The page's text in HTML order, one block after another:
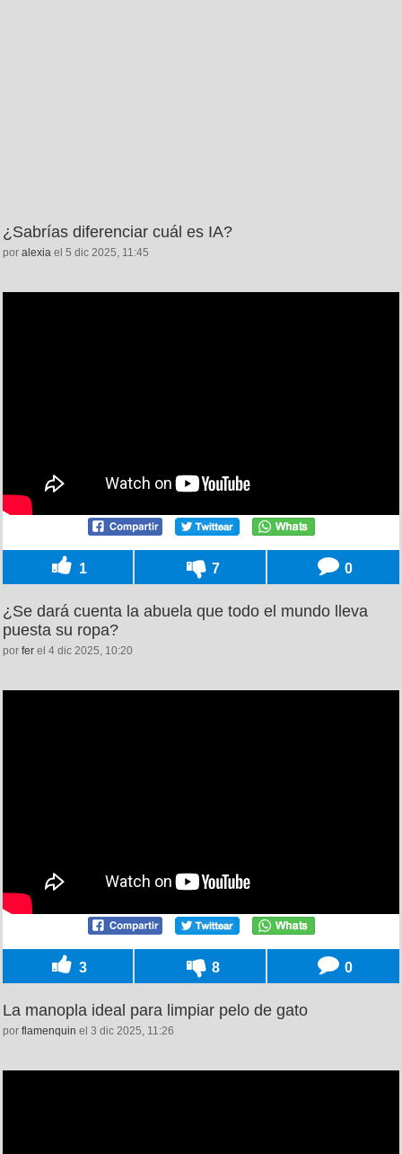
¿Sabrías diferenciar cuál es IA?
por alexia el 5 dic 2025, 11:45
1 7 0
¿Se dará cuenta la abuela que todo el mundo lleva
puesta su ropa?
por fer el 4 dic 2025, 10:20
3 8 0
La manopla ideal para limpiar pelo de gato
por flamenquin el 3 dic 2025, 11:26